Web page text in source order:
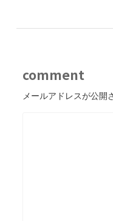
comment
メールアドレスが公開